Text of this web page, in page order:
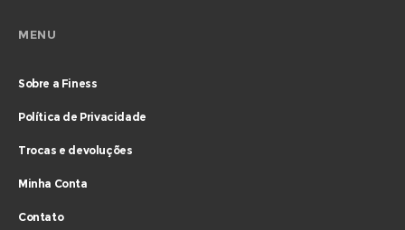
MENU
Sobre a Finess
Política de Privacidade
Trocas e devoluções
Minha Conta
Contato